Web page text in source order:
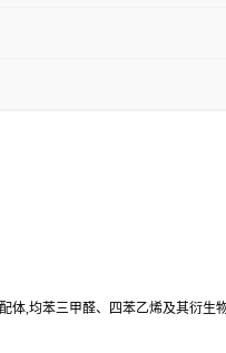
,均苯三甲醛、四苯乙烯及其衍